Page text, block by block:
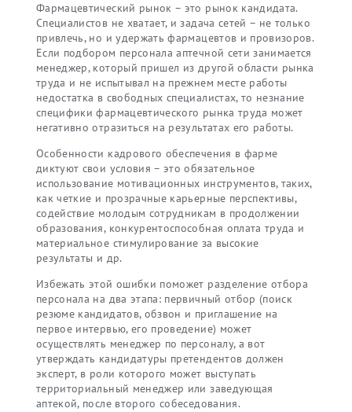
Фармацевтический рынок – это рынок кандидата.
Специалистов не хватает, и задача сетей – не только
привлечь, но и удержать фармацевтов и провизоров.
Если подбором персонала аптечной сети занимается
менеджер, который пришел из другой области рынка
труда и не испытывал на прежнем месте работы
недостатка в свободных специалистах, то незнание
специфики фармацевтического рынка труда может
негативно отразиться на результатах его работы.
Особенности кадрового обеспечения в фарме
диктуют свои условия – это обязательное
использование мотивационных инструментов, таких,
как четкие и прозрачные карьерные перспективы,
содействие молодым сотрудникам в продолжении
образования, конкурентоспособная оплата труда и
материальное стимулирование за высокие
результаты и др.
Избежать этой ошибки поможет разделение отбора
персонала на два этапа: первичный отбор (поиск
резюме кандидатов, обзвон и приглашение на
первое интервью, его проведение) может
осуществлять менеджер по персоналу, а вот
утверждать кандидатуры претендентов должен
эксперт, в роли которого может выступать
территориальный менеджер или заведующая
аптекой, после второго собеседования.